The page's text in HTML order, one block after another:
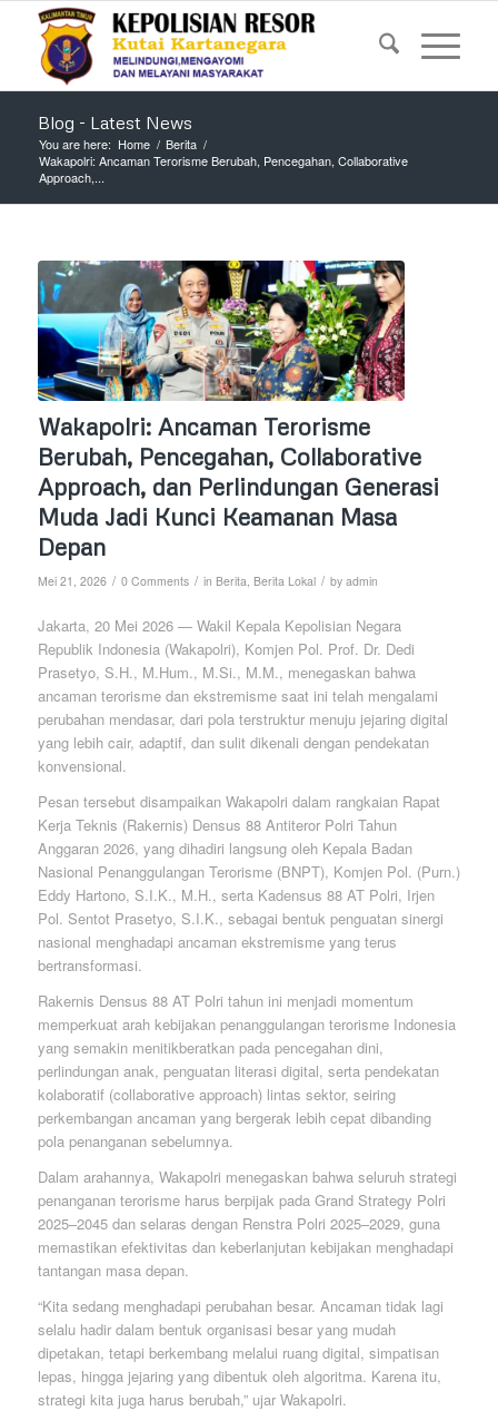
Blog - Latest News
You are here: Home / Berita /
Wakapolri: Ancaman Terorisme Berubah, Pencegahan, Collaborative
Approach,...
Wakapolri: Ancaman Terorisme
Berubah, Pencegahan, Collaborative
Approach, dan Perlindungan Generasi
Muda Jadi Kunci Keamanan Masa
Depan
Mei 21, 2026 / 0 Comments / in Berita Berita Lokal / by admin
Jakarta, 20 Mei 2026 — Wakil Kepala Kepolisian Negara
Republik Indonesia (Wakapolri), Komjen Pol. Prof. Dr. Dedi
Prasetyo, S.H., M.Hum., M.Si., M.M., menegaskan bahwa
ancaman terorisme dan ekstremisme saat ini telah mengalami
perubahan mendasar, dari pola terstruktur menuju jejaring digital
yang lebih cair, adaptif, dan sulit dikenali dengan pendekatan
konvensional.
Pesan tersebut disampaikan Wakapolri dalam rangkaian Rapat
Kerja Teknis (Rakernis) Densus 88 Antiteror Polri Tahun
Anggaran 2026, yang dihadiri langsung oleh Kepala Badan
Nasional Penanggulangan Terorisme (BNPT), Komjen Pol. (Purn.)
Eddy Hartono, S.I.K., M.H., serta Kadensus 88 AT Polri, Irjen
Pol. Sentot Prasetyo, S.I.K., sebagai bentuk penguatan sinergi
nasional menghadapi ancaman ekstremisme yang terus
bertransformasi.
Rakernis Densus 88 AT Polri tahun ini menjadi momentum
memperkuat arah kebijakan penanggulangan terorisme Indonesia
yang semakin menitikberatkan pada pencegahan dini,
perlindungan anak, penguatan literasi digital, serta pendekatan
kolaboratif (collaborative approach) lintas sektor, seiring
perkembangan ancaman yang bergerak lebih cepat dibanding
pola penanganan sebelumnya.
Dalam arahannya, Wakapolri menegaskan bahwa seluruh strategi
penanganan terorisme harus berpijak pada Grand Strategy Polri
2025–2045 dan selaras dengan Renstra Polri 2025–2029, guna
memastikan efektivitas dan keberlanjutan kebijakan menghadapi
tantangan masa depan.
“Kita sedang menghadapi perubahan besar. Ancaman tidak lagi
selalu hadir dalam bentuk organisasi besar yang mudah
dipetakan, tetapi berkembang melalui ruang digital, simpatisan
lepas, hingga jejaring yang dibentuk oleh algoritma. Karena itu,
strategi kita juga harus berubah,” ujar Wakapolri.